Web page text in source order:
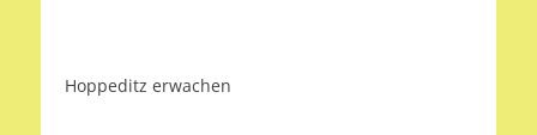
Hoppeditz erwachen